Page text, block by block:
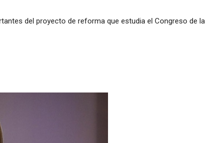
del proyecto de reforma que estudia el Congreso de la